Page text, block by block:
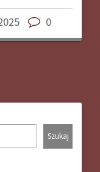
0
Szukaj